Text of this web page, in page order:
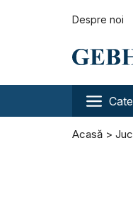
Despre noi
Acasă